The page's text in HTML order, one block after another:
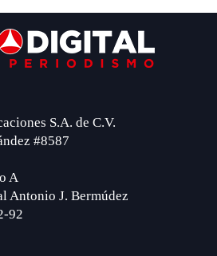
S.A. de C.V.
#8587
A
Antonio J. Bermúdez
92